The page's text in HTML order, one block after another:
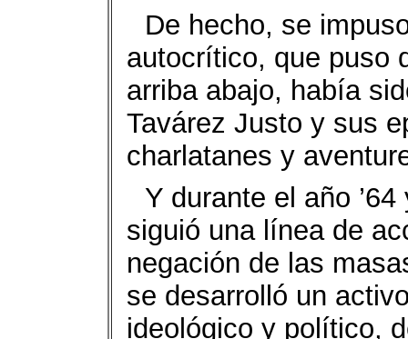
De hecho, se
autocrítico, que puso
arriba abajo, había
Tavárez Justo y sus
charlatanes y
Y durante el año
siguió una línea de
negación de las
se desarrolló un
ideológico y político,